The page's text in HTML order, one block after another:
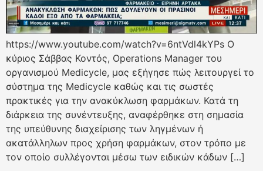
https://www.youtube.com/watch?v=6ntVdl4kYPs Ο
κύριος Σάββας Κοντός, Operations Manager του
οργανισμού Medicycle, μας εξήγησε πώς λειτουργεί το
σύστημα της Medicycle καθώς και τις σωστές
πρακτικές για την ανακύκλωση φαρμάκων. Κατά τη
διάρκεια της συνέντευξης, αναφέρθηκε στη σημασία
της υπεύθυνης διαχείρισης των ληγμένων ή
ακατάλληλων προς χρήση φαρμάκων, στον τρόπο με
τον οποίο συλλέγονται μέσω των ειδικών κάδων […]